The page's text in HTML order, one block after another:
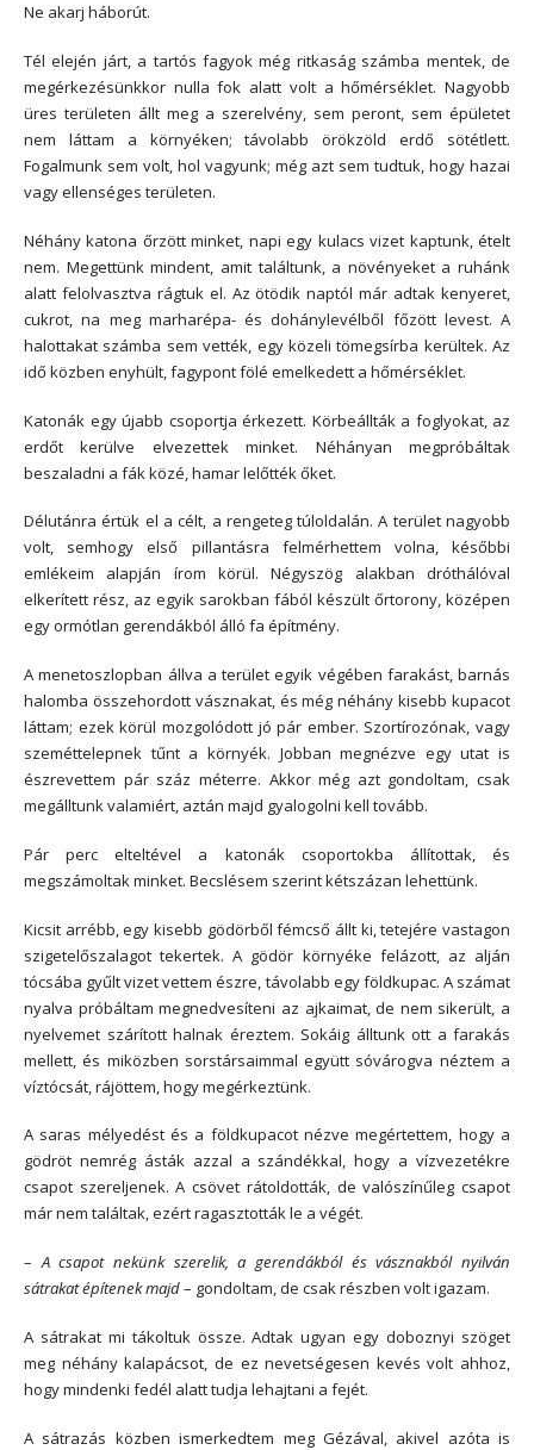
Ne akarj háborút.
Tél elején járt, a tartós fagyok még ritkaság számba mentek, de
megérkezésünkkor nulla fok alatt volt a hőmérséklet. Nagyobb
üres területen állt meg a szerelvény, sem peront, sem épületet
nem láttam a környéken; távolabb örökzöld erdő sötétlett.
Fogalmunk sem volt, hol vagyunk; még azt sem tudtuk, hogy hazai
vagy ellenséges területen.
Néhány katona őrzött minket, napi egy kulacs vizet kaptunk, ételt
nem. Megettünk mindent, amit találtunk, a növényeket a ruhánk
alatt felolvasztva rágtuk el. Az ötödik naptól már adtak kenyeret,
cukrot, na meg marharépa- és dohánylevélből főzött levest. A
halottakat számba sem vették, egy közeli tömegsírba kerültek. Az
idő közben enyhült, fagypont fölé emelkedett a hőmérséklet.
Katonák egy újabb csoportja érkezett. Körbeállták a foglyokat, az
erdőt kerülve elvezettek minket. Néhányan megpróbáltak
beszaladni a fák közé, hamar lelőtték őket.
Délutánra értük el a célt, a rengeteg túloldalán. A terület nagyobb
volt, semhogy első pillantásra felmérhettem volna, későbbi
emlékeim alapján írom körül. Négyszög alakban dróthálóval
elkerített rész, az egyik sarokban fából készült őrtorony, középen
egy ormótlan gerendákból álló fa építmény.
A menetoszlopban állva a terület egyik végében farakást, barnás
halomba összehordott vásznakat, és még néhány kisebb kupacot
láttam; ezek körül mozgolódott jó pár ember. Szortírozónak, vagy
szeméttelepnek tűnt a környék. Jobban megnézve egy utat is
észrevettem pár száz méterre. Akkor még azt gondoltam, csak
megálltunk valamiért, aztán majd gyalogolni kell tovább.
Pár perc elteltével a katonák csoportokba állítottak, és
megszámoltak minket. Becslésem szerint kétszázan lehettünk.
Kicsit arrébb, egy kisebb gödörből fémcső állt ki, tetejére vastagon
szigetelőszalagot tekertek. A gödör környéke felázott, az alján
tócsába gyűlt vizet vettem észre, távolabb egy földkupac. A számat
nyalva próbáltam megnedvesíteni az ajkaimat, de nem sikerült, a
nyelvemet szárított halnak éreztem. Sokáig álltunk ott a farakás
mellett, és miközben sorstársaimmal együtt sóvárogva néztem a
víztócsát, rájöttem, hogy megérkeztünk.
A saras mélyedést és a földkupacot nézve megértettem, hogy a
gödröt nemrég ásták azzal a szándékkal, hogy a vízvezetékre
csapot szereljenek. A csövet rátoldották, de valószínűleg csapot
már nem találtak, ezért ragasztották le a végét.
–A csapot nekünk szerelik, a gerendákból és vásznakból nyilván
sátrakat építenek majd– gondoltam, de csak részben volt igazam.
A sátrakat mi tákoltuk össze. Adtak ugyan egy doboznyi szöget
meg néhány kalapácsot, de ez nevetségesen kevés volt ahhoz,
hogy mindenki fedél alatt tudja lehajtani a fejét.
A sátrazás közben ismerkedtem meg Gézával, akivel azóta is